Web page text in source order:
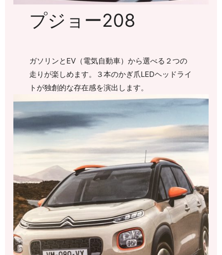
プジョー208
ガソリンとEV（電気自動車）から選べる２つの
走りが楽しめます。３本のかぎ爪LEDヘッドライ
トが独創的な存在感を演出します。